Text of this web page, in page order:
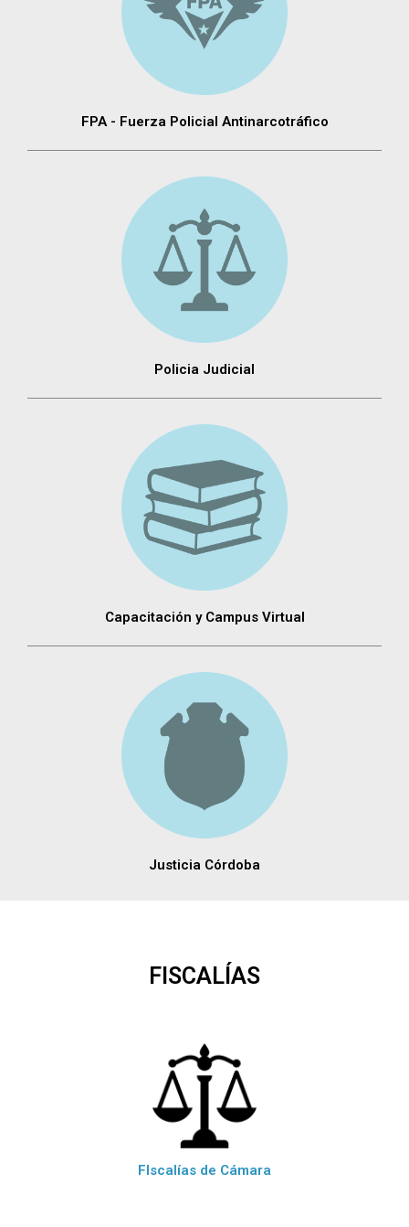
FPA - Fuerza Policial Antinarcotráfico
Policia Judicial
Capacitación y Campus Virtual
Justicia Córdoba
FISCALÍAS
FIscalías de Cámara